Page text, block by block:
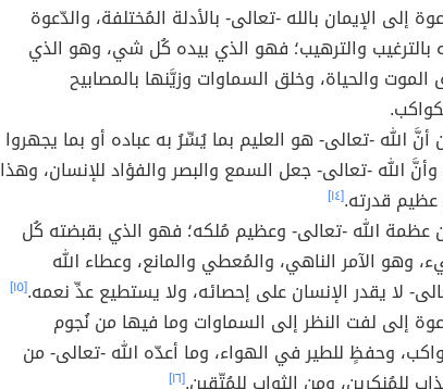
إلى الإيمان بالله -تعالى- بالأدلة المُختلفة، والدّعوة
بالترغيب والترهيب؛ فهو الذي بيده كُل شي، وهو الذي
الموت والحياة، وخلق السماوات وزيَّنها بالمصابيح
أنَّ الله -تعالى- هو العليم بما يُسِّرُ به عباده أو بما يجهروا
وأنَّ الله -تعالى- جعل السمع والبصر والفؤاد للإنسان، وهذا
قدرته.[١٤]
عظمة الله -تعالى- وعظيم مُلكه؛ فهو الذي بقبضته كُل
وهو الآمر الناهي، والمُعطي والمانع، وعطاء الله
لا يقدر الإنسان على إحصائه، ولا يستطيع عدِّ نعمه.[١٥]
إلى لفت النظر إلى السماوات وما فيها من نُجوم
وحفظٍ للطير في الهواء، وما أعدّه الله -تعالى- من
[١٦]